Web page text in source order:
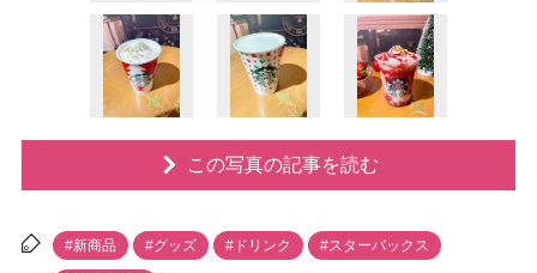
この写真の記事を読む
#新商品 #グッズ #ドリンク #スターバックス